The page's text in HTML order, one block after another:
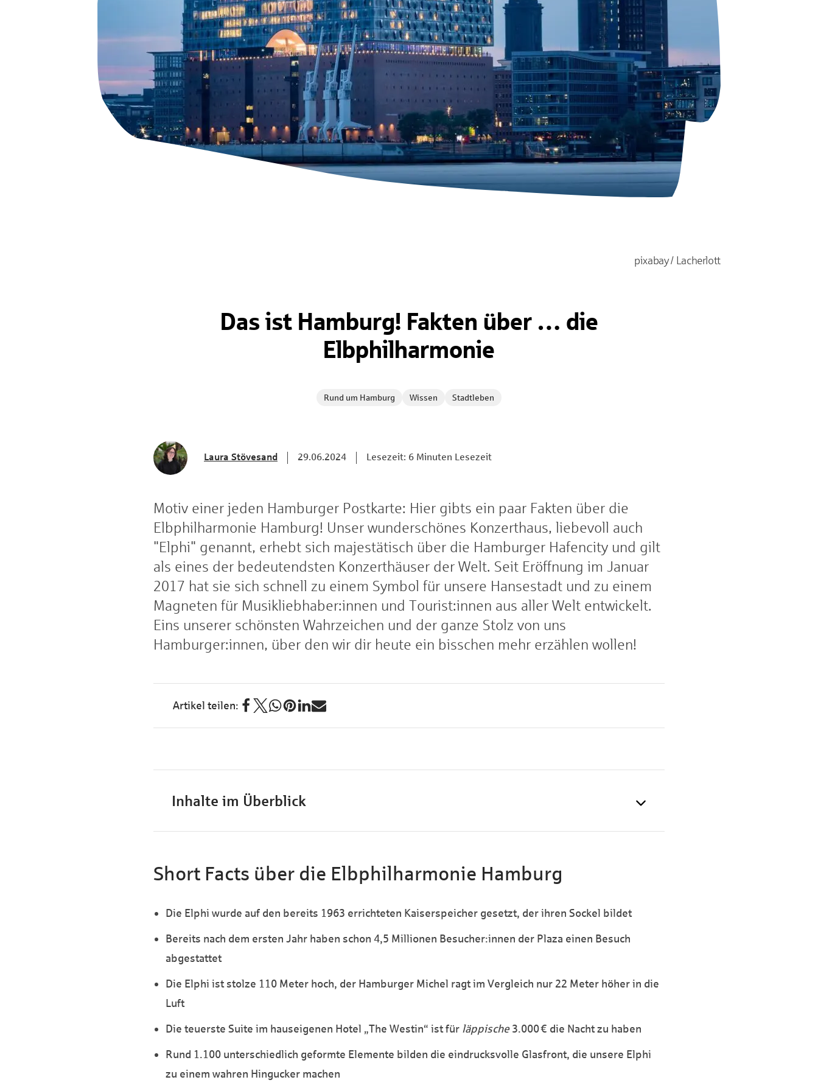
pixabay / Lacherlott
Das ist Hamburg! Fakten über … die
Elbphilharmonie
Rund um Hamburg Wissen Stadtleben
Laura Stövesand 29.06.2024 Lesezeit: 6 Minuten Lesezeit
Motiv einer jeden Hamburger Postkarte: Hier gibts ein paar Fakten über die
Elbphilharmonie Hamburg! Unser wunderschönes Konzerthaus, liebevoll auch
"Elphi" genannt, erhebt sich majestätisch über die Hamburger Hafencity und gilt
als eines der bedeutendsten Konzerthäuser der Welt. Seit Eröffnung im Januar
2017 hat sie sich schnell zu einem Symbol für unsere Hansestadt und zu einem
Magneten für Musikliebhaber:innen und Tourist:innen aus aller Welt entwickelt.
Eins unserer schönsten Wahrzeichen und der ganze Stolz von uns
Hamburger:innen, über den wir dir heute ein bisschen mehr erzählen wollen!
Inhalte im Überblick
Short Facts über die Elbphilharmonie Hamburg
Die Elphi wurde auf den bereits 1963 errichteten Kaiserspeicher gesetzt, der ihren Sockel bildet
Bereits nach dem ersten Jahr haben schon 4,5 Millionen Besucher:innen der Plaza einen Besuch
abgestattet
Die Elphi ist stolze 110 Meter hoch, der Hamburger Michel ragt im Vergleich nur 22 Meter höher in die
Luft
Die teuerste Suite im hauseigenen Hotel „The Westin“ ist für läppische3.000 € die Nacht zu haben
Rund 1.100 unterschiedlich geformte Elemente bilden die eindrucksvolle Glasfront, die unsere Elphi
zu einem wahren Hingucker machen